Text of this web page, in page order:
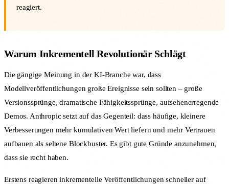
reagiert.
Warum Inkrementell Revolutionär Schlägt
Die gängige Meinung in der KI-Branche war, dass
Modellveröffentlichungen große Ereignisse sein sollten – große
Versionssprünge, dramatische Fähigkeitssprünge, aufsehenerregende
Demos. Anthropic setzt auf das Gegenteil: dass häufige, kleinere
Verbesserungen mehr kumulativen Wert liefern und mehr Vertrauen
aufbauen als seltene Blockbuster. Es gibt gute Gründe anzunehmen,
dass sie recht haben.
Erstens reagieren inkrementelle Veröffentlichungen schneller auf